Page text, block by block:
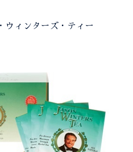
ウィンターズ・ティー